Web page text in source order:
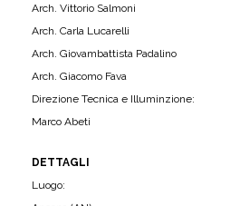
Arch. Vittorio Salmoni
Arch. Carla Lucarelli
Arch. Giovambattista Padalino
Arch. Giacomo Fava
Direzione Tecnica e Illuminzione:
Marco Abeti
DETTAGLI
Luogo: